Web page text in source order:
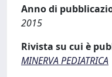
Anno di
2015
Rivista su cui è
MINERVA PEDIATRICA